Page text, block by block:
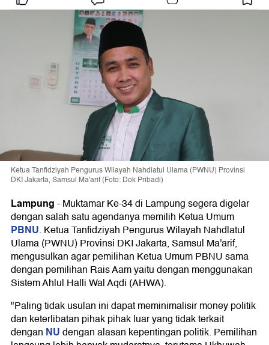
Ketua Tanfidziyah Pengurus Wilayah Nahdlatul Ulama (PWNU) Provinsi
DKI Jakarta, Samsul Ma'arif (Foto: Dok Pribadi)
Lampung-Muktamar Ke-34 di Lampung segera digelar
dengan salah satu agendanya memilih Ketua Umum
PBNU. Ketua Tanfidziyah Pengurus Wilayah Nahdlatul
Ulama (PWNU) Provinsi DKI Jakarta, Samsul Ma'arif,
mengusulkan agar pemilihan Ketua Umum PBNU sama
dengan pemilihan Rais Aam yaitu dengan menggunakan
Sistem Ahlul Halli Wal Aqdi (AHWA).
"Paling tidak usulan ini dapat meminimalisir money politik
dan keterlibatan pihak pihak luar yang tidak terkait
dengan NUdengan alasan kepentingan politik. Pemilihan